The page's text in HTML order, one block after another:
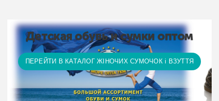
Детская обувь и сумки оптом
ПЕРЕЙТИ В КАТАЛОГ ЖІНОЧИХ СУМОЧОК і ВЗУТТЯ